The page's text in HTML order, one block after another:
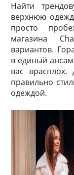
Найти
верхнюю
просто
магазина
вариантов.
в единый
вас
правильно
одеждой.